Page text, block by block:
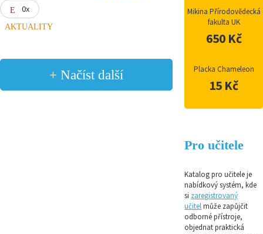
0x
AKTUALITY
+ Načíst další
Mikina Přírodovědecká
fakulta UK
650 Kč
Placka Chameleon
15 Kč
Pro učitele
Katalog pro učitele je
nabídkový systém, kde
si zaregistrovaný
učitelmůže zapůjčit
odborné přístroje,
objednat praktická